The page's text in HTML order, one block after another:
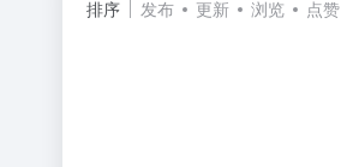
排序 发布 更新 浏览 点赞